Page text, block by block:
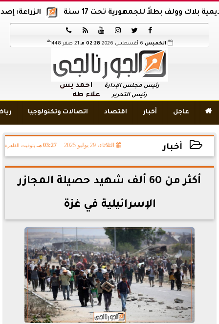
الزراعة: إصدار 12 ألف موافقة وتصريح بالمبيدات خلال 6 شهور وولف بطلاً للجمهورية تحت 17 سنة






الخميس 02:28 مـ 21 صفر 1448 هـ
رئيس مجلس الإدارة أحمد يس
رئيس التحرير علاء طه
 عاجل أخبار اقتصاد اتصالات وتكنولوجيا
أخبار الثلاثاء، 29 يوليو 2025 03:27 مـ بتوقيت القاهرة
2025-07-29 15:27:00
أكثر من 60 ألف شهيد حصيلة المجازر
الإسرائيلية في غزة